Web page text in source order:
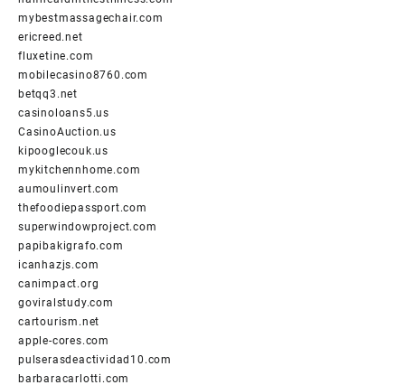
mybestmassagechair.com
ericreed.net
fluxetine.com
mobilecasino8760.com
betqq3.net
casinoloans5.us
CasinoAuction.us
kipooglecouk.us
mykitchennhome.com
aumoulinvert.com
thefoodiepassport.com
superwindowproject.com
papibakigrafo.com
icanhazjs.com
canimpact.org
goviralstudy.com
cartourism.net
apple-cores.com
pulserasdeactividad10.com
barbaracarlotti.com